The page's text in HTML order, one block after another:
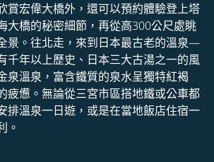
賞宏偉大橋外，還可以預約體驗登上塔
大橋的秘密細節，再從高300公尺處眺
景。往北走，來到日本最古老的溫泉—
千年以上歷史、日本三大古湯之一的風
泉溫泉，富含鐵質的泉水呈獨特紅褐
疲憊。無論從三宮市區搭地鐵或公車都
排溫泉一日遊，或是在當地飯店住宿一
。